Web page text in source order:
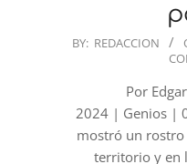
2024-
BY: REDACCION
Por
2024 | Genios
mostró un
territorio y en